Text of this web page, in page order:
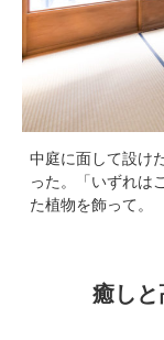
中庭に面して設け
った。「いずれは
た植物を飾って。
癒しと